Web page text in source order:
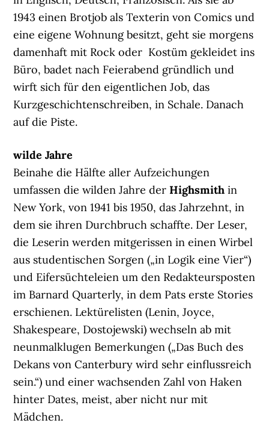
1943 einen Brotjob als Texterin von Comics und
eine eigene Wohnung besitzt, geht sie morgens
damenhaft mit Rock oder Kostüm gekleidet ins
Büro, badet nach Feierabend gründlich und
wirft sich für den eigentlichen Job, das
Kurzgeschichtenschreiben, in Schale. Danach
auf die Piste.
wilde Jahre
Beinahe die Hälfte aller Aufzeichungen
umfassen die wilden Jahre derHighsmith in
New York, von 1941 bis 1950, das Jahrzehnt, in
dem sie ihren Durchbruch schaffte. Der Leser,
die Leserin werden mitgerissen in einen Wirbel
aus studentischen Sorgen („in Logik eine Vier“)
und Eifersüchteleien um den Redakteursposten
im Barnard Quarterly, in dem Pats erste Stories
erschienen. Lektürelisten (Lenin, Joyce,
Shakespeare, Dostojewski) wechseln ab mit
neunmalklugen Bemerkungen („Das Buch des
Dekans von Canterbury wird sehr einflussreich
sein.“) und einer wachsenden Zahl von Haken
hinter Dates, meist, aber nicht nur mit
Mädchen.